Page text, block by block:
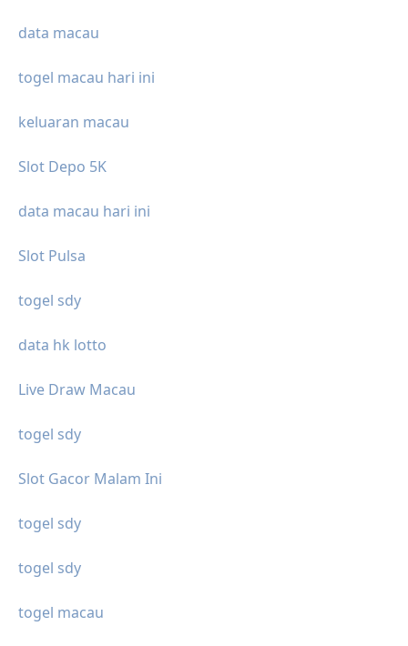
data macau
togel macau hari ini
keluaran macau
Slot Depo 5K
data macau hari ini
Slot Pulsa
togel sdy
data hk lotto
Live Draw Macau
togel sdy
Slot Gacor Malam Ini
togel sdy
togel sdy
togel macau